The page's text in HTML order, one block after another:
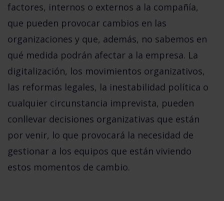
factores, internos o externos a la compañía,
que pueden provocar cambios en las
organizaciones y que, además, no sabemos en
qué medida podrán afectar a la empresa. La
digitalización, los movimientos organizativos,
las reformas legales, la inestabilidad política o
cualquier circunstancia imprevista, pueden
conllevar decisiones organizativas que están
por venir, lo que provocará la necesidad de
gestionar a los equipos que están viviendo
estos momentos de cambio.